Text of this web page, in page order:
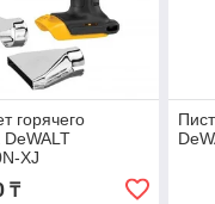
горячего
DeWALT
XJ
₸